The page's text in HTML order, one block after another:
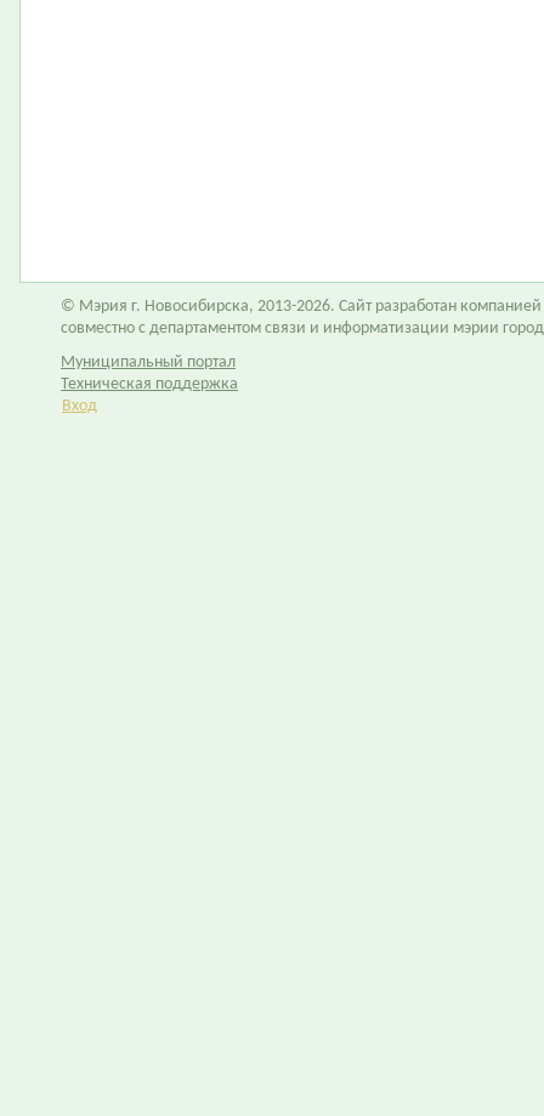
© Мэрия г. Новосибирска, 2013-2026. Сайт разработан компанией
совместно с департаментом связи и информатизации мэрии
Муниципальный портал
Техническая поддержка
Вход